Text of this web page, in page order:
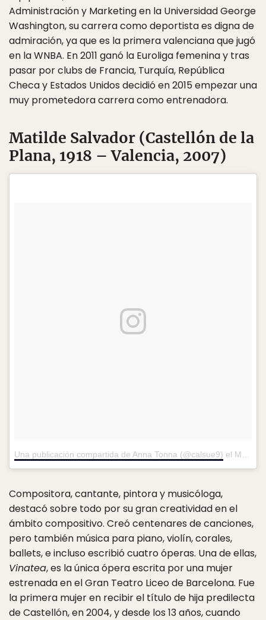
Administración y Marketing en la Universidad George
Washington, su carrera como deportista es digna de
admiración, ya que es la primera valenciana que jugó
en la WNBA. En 2011 ganó la Euroliga femenina y tras
pasar por clubs de Francia, Turquía, República
Checa y Estados Unidos decidió en 2015 empezar una
muy prometedora carrera como entrenadora.
Matilde Salvador (Castellón de la
Plana, 1918 – Valencia, 2007)
Una publicación compartida de Anna Tonna (@calsue9) el Mar 14, 2017 at 3:26 PDT
Compositora, cantante, pintora y musicóloga,
destacó sobre todo por su gran creatividad en el
ámbito compositivo. Creó centenares de canciones,
pero también música para piano, violín, corales,
ballets, e incluso escribió cuatro óperas. Una de ellas,
Vinatea, es la única ópera escrita por una mujer
estrenada en el Gran Teatro Liceo de Barcelona. Fue
la primera mujer en recibir el título de hija predilecta
de Castellón, en 2004, y desde los 13 años, cuando